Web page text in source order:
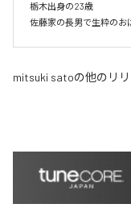
栃木出身の23歳
佐藤家の長男で生粋のお
mitsuki satoの他のリリ